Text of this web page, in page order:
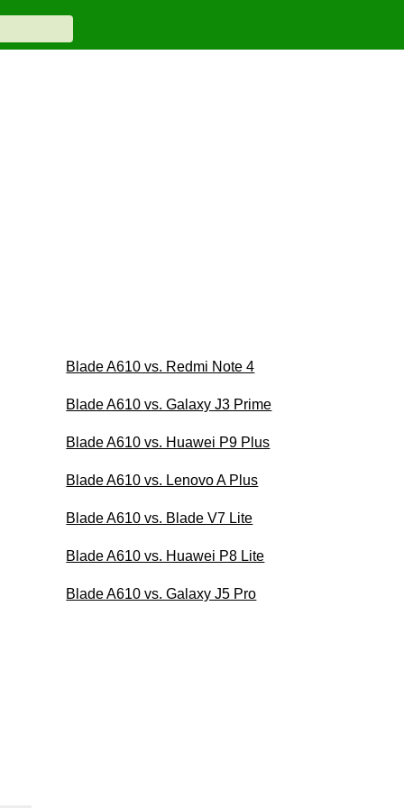
Blade A610 vs. Redmi Note 4
Blade A610 vs. Galaxy J3 Prime
Blade A610 vs. Huawei P9 Plus
Blade A610 vs. Lenovo A Plus
Blade A610 vs. Blade V7 Lite
Blade A610 vs. Huawei P8 Lite
Blade A610 vs. Galaxy J5 Pro